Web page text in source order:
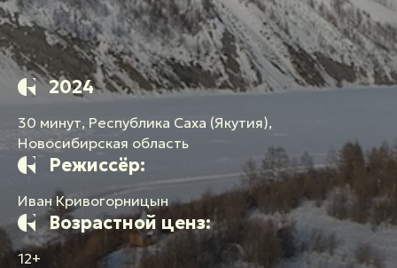
2024
30 минут, Республика Саха (Якутия),
Новосибирская область
Режиссёр:
Иван Кривогорницын
Возрастной ценз:
12+